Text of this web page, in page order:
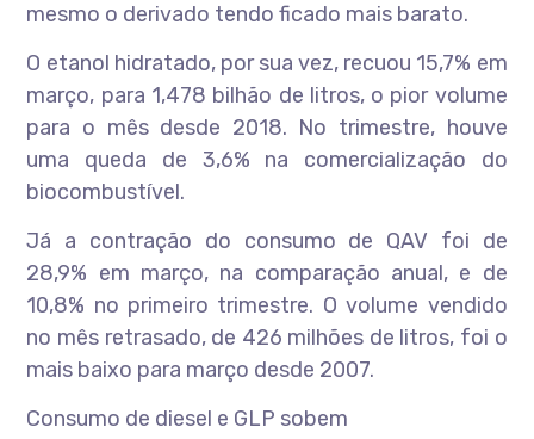
mesmo o derivado tendo ficado mais barato.
O etanol hidratado, por sua vez, recuou 15,7% em
março, para 1,478 bilhão de litros, o pior volume
para o mês desde 2018. No trimestre, houve
uma queda de 3,6% na comercialização do
biocombustível.
Já a contração do consumo de QAV foi de
28,9% em março, na comparação anual, e de
10,8% no primeiro trimestre. O volume vendido
no mês retrasado, de 426 milhões de litros, foi o
mais baixo para março desde 2007.
Consumo de diesel e GLP sobem